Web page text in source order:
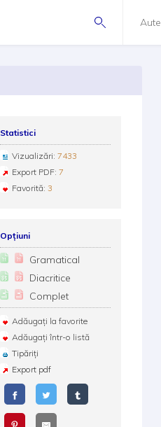
Statistici
Vizualizări: 7433
Export PDF: 7
Favorită: 3
Opțiuni
Gramatical
Diacritice
Complet
Adăugați la favorite
Adăugați într-o listă
Tipăriți
Export pdf